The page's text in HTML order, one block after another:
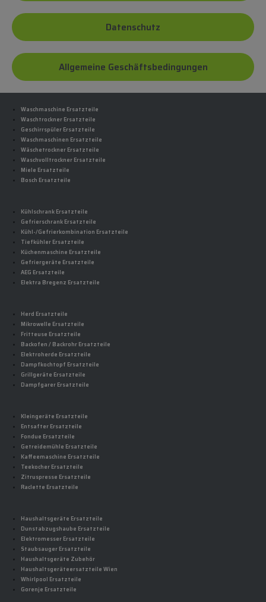
Datenschutz
Allgemeine Geschäftsbedingungen
Waschmaschine Ersatzteile
Waschtrockner Ersatzteile
Geschirrspüler Ersatzteile
Waschmaschinen Ersatzteile
Wäschetrockner Ersatzteile
Waschvolltrockner Ersatzteile
Miele Ersatzteile
Bosch Ersatzteile
Kühlschrank Ersatzteile
Gefrierschrank Ersatzteile
Kühl-/Gefrierkombination Ersatzteile
Tiefkühler Ersatzteile
Küchenmaschine Ersatzteile
Gefriergeräte Ersatzteile
AEG Ersatzteile
Elektra Bregenz Ersatzteile
Herd Ersatzteile
Mikrowelle Ersatzteile
Fritteuse Ersatzteile
Backofen / Backrohr Ersatzteile
Elektroherde Ersatzteile
Dampfkochtopf Ersatzteile
Grillgeräte Ersatzteile
Dampfgarer Ersatzteile
Kleingeräte Ersatzteile
Entsafter Ersatzteile
Fondue Ersatzteile
Getreidemühle Ersatzteile
Kaffeemaschine Ersatzteile
Teekocher Ersatzteile
Zitruspresse Ersatzteile
Raclette Ersatzteile
Haushaltsgeräte Ersatzteile
Dunstabzugshaube Ersatzteile
Elektromesser Ersatzteile
Staubsauger Ersatzteile
Haushaltsgeräte Zubehör
Haushaltsgeräteersatzteile Wien
Whirlpool Ersatzteile
Gorenje Ersatzteile